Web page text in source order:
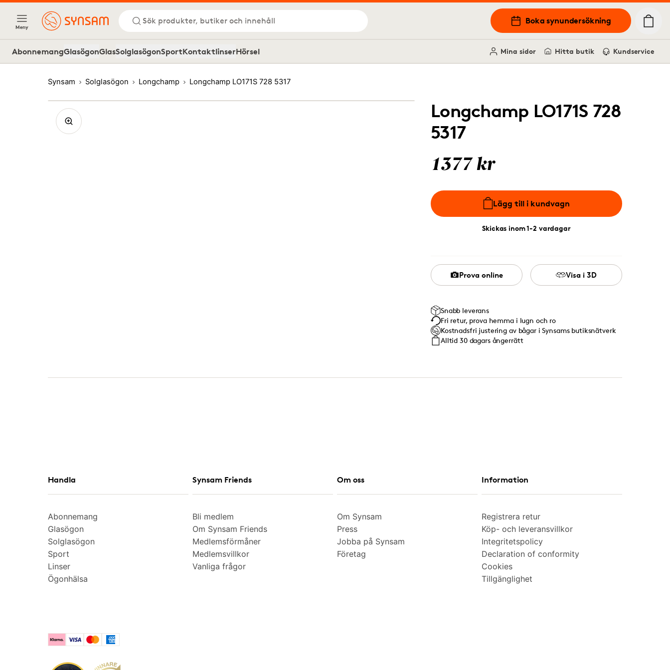
Meny
Sök produkter, butiker och innehåll Boka synundersökning
AbonnemangGlasögonGlasSolglasögonSportKontaktlinserHörsel Mina sidor Hitta butik Kundservice
Synsam Solglasögon Longchamp Longchamp LO171S 728 5317
Longchamp LO171S 728
5317
1377 kr
Lägg till i kundvagn
Skickas inom 1-2 vardagar
Prova online Visa i 3D
Snabb leverans
Fri retur, prova hemma i lugn och ro
Kostnadsfri justering av bågar i Synsams butiksnätverk
Alltid 30 dagars ångerrätt
Handla
Abonnemang
Glasögon
Solglasögon
Sport
Linser
Ögonhälsa
Synsam Friends
Bli medlem
Om Synsam Friends
Medlemsförmåner
Medlemsvillkor
Vanliga frågor
Om oss
Om Synsam
Press
Jobba på Synsam
Företag
Information
Registrera retur
Köp- och leveransvillkor
Integritetspolicy
Declaration of conformity
Cookies
Tillgänglighet
KlarnaVisa MastercardAmerican Express